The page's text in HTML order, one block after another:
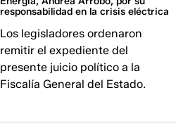
responsabilidad en la crisis eléctrica
Los legisladores ordenaron
remitir el expediente del
presente juicio político a la
Fiscalía General del Estado.